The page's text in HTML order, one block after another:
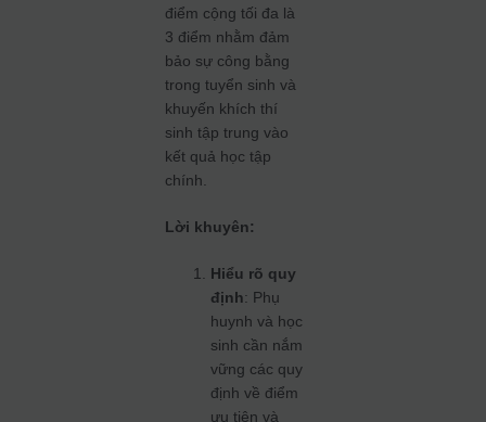
điểm cộng tối đa là
3 điểm nhằm đảm
bảo sự công bằng
trong tuyển sinh và
khuyến khích thí
sinh tập trung vào
kết quả học tập
chính.
Lời khuyên:
Hiểu rõ quy
định: Phụ
huynh và học
sinh cần nắm
vững các quy
định về điểm
ưu tiên và